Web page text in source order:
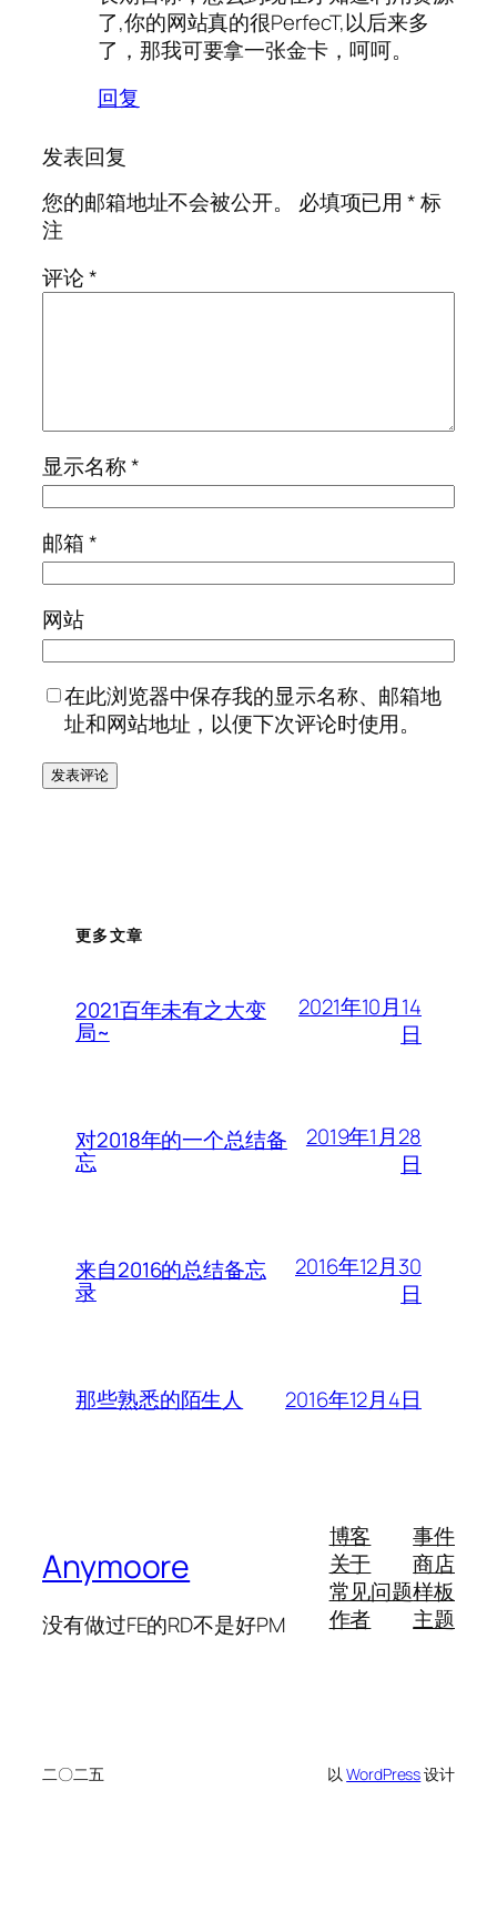
了,你的网站真的很PerfecT,以后来多
了，那我可要拿一张金卡，呵呵。
回复
发表回复
您的邮箱地址不会被公开。
必填项已用*标
注
评论*
显示名称*
邮箱*
网站
在此浏览器中保存我的显示名称、邮箱地
址和网站地址，以便下次评论时使用。
更多文章
2021百年未有之大变
局~
2021年10月14
日
对2018年的一个总结备
忘
2019年1月28
日
来自2016的总结备忘
录
2016年12月30
日
那些熟悉的陌生人 2016年12月4日
Anymoore
没有做过FE的RD不是好PM
博客
关于
常见问题
作者
事件
商店
样板
主题
二〇二五 以WordPress设计